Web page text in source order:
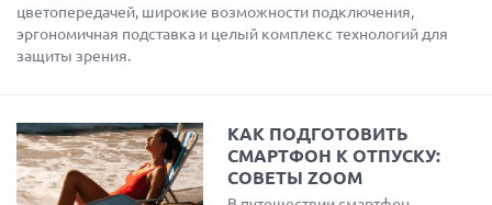
цветопередачей, широкие возможности подключения,
эргономичная подставка и целый комплекс технологий для
защиты зрения.
КАК ПОДГОТОВИТЬ
СМАРТФОН К ОТПУСКУ:
СОВЕТЫ ZOOM